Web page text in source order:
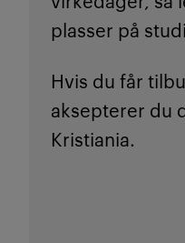
plasser på
Hvis du får
aksepterer du
Kristiania.